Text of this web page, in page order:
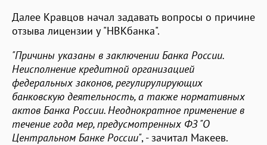
Далее Кравцов начал задавать вопросы о причине
отзыва лицензии у "НВКбанка".
"Причины указаны в заключении Банка России.
Неисполнение кредитной организацией
федеральных законов, регулирулирующих
банковскую деятельность, а также нормативных
актов Банка России. Неоднократное применение в
течение года мер, предусмотренных ФЗ "О
Центральном Банке России", - зачитал Макеев.